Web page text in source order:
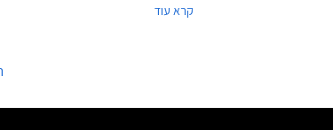
קרא עוד